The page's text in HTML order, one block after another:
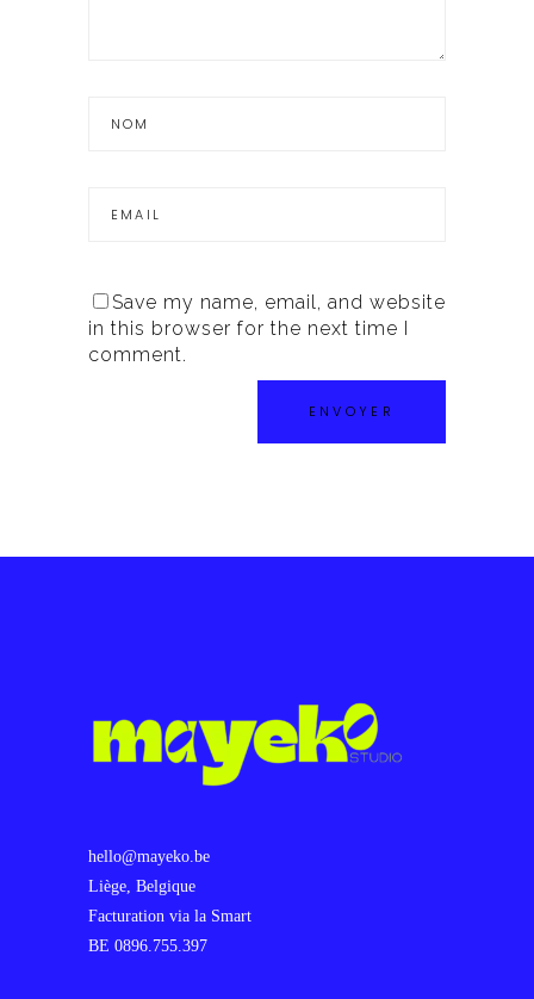
Save my name, email, and website
in this browser for the next time I
comment.
hello@mayeko.be
Liège, Belgique
Facturation via la Smart
BE 0896.755.397